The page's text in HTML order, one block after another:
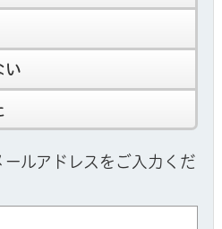
い
ルアドレスをご入力くだ